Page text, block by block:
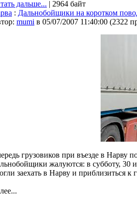
дальше... | 2964 байт
: Дальнобойщики на коротком
mumi в 05/07/2007 11:40:00 (2322
грузовиков при въезде в Нарву
жалуются: в субботу, 30
заехать в Нарву и приблизиться к